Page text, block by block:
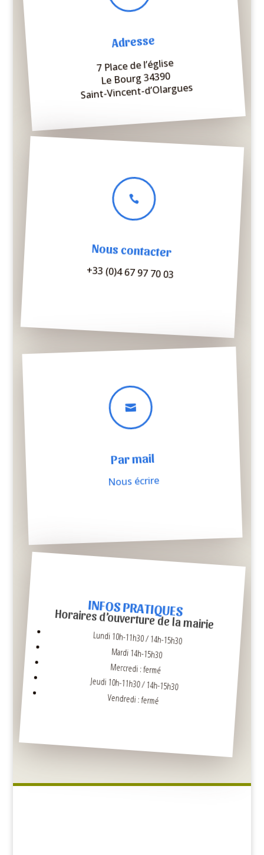
Adresse
7 Place de l’église
Le Bourg 34390
Saint-Vincent-d’Olargues

Nous contacter
+33 (0)4 67 97 70 03

Par mail
Nous écrire
INFOS PRATIQUES
Horaires d’ouverture de la mairie
Lundi 10h-11h30 / 14h-15h30
Mardi 14h-15h30
Mercredi : fermé
Jeudi 10h-11h30 / 14h-15h30
Vendredi : fermé